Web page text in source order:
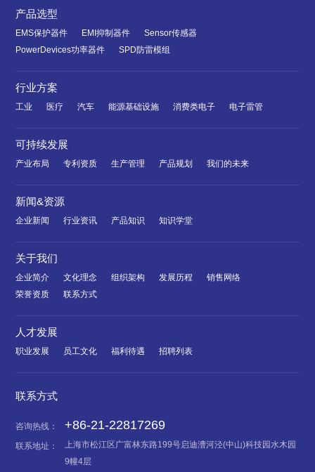
产品选型
EMS保护器件 EMI抑制器件
Sensor传感器
PowerDevices功率器件
SPD防雷模组
行业方案
工业 医疗 汽车 能源基础设施 消费类电子 电子雷管
可持续发展
产业布局 专利资质 生产管理 产品规划 我们的未来
新闻&资源
企业新闻 行业资讯 产品知识 知识学堂
关于我们
企业简介 文化理念 组织架构 发展历程
销售网络
荣誉资质
联系方式
人才发展
职业发展 员工文化 福利待遇 招聘列表
联系方式
咨询热线： +86-21-22817269
联系地址：
上海市松江区广富林东路199号启迪漕河泾(中山)科技园水木园
9幢4层